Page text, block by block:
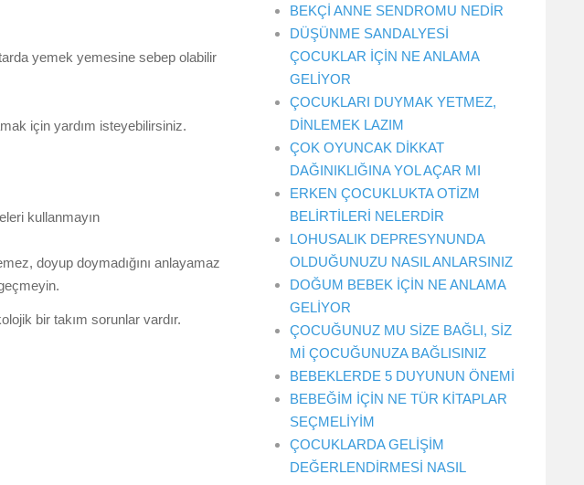
yemek yemesine sebep olabilir
için yardım isteyebilirsiniz.
kullanmayın
doyup doymadığını anlayamaz
bir takım sorunlar vardır.
BEKÇİ ANNE SENDROMU NEDİR
DÜŞÜNME SANDALYESİ
ÇOCUKLAR İÇİN NE ANLAMA
GELİYOR
ÇOCUKLARI DUYMAK YETMEZ,
DİNLEMEK LAZIM
ÇOK OYUNCAK DİKKAT
DAĞINIKLIĞINA YOL AÇAR MI
ERKEN ÇOCUKLUKTA OTİZM
BELİRTİLERİ NELERDİR
LOHUSALIK DEPRESYNUNDA
OLDUĞUNUZU NASIL ANLARSINIZ
DOĞUM BEBEK İÇİN NE ANLAMA
GELİYOR
ÇOCUĞUNUZ MU SİZE BAĞLI, SİZ
Mİ ÇOCUĞUNUZA BAĞLISINIZ
BEBEKLERDE 5 DUYUNUN ÖNEMİ
BEBEĞİM İÇİN NE TÜR KİTAPLAR
SEÇMELİYİM
ÇOCUKLARDA GELİŞİM
DEĞERLENDİRMESİ NASIL